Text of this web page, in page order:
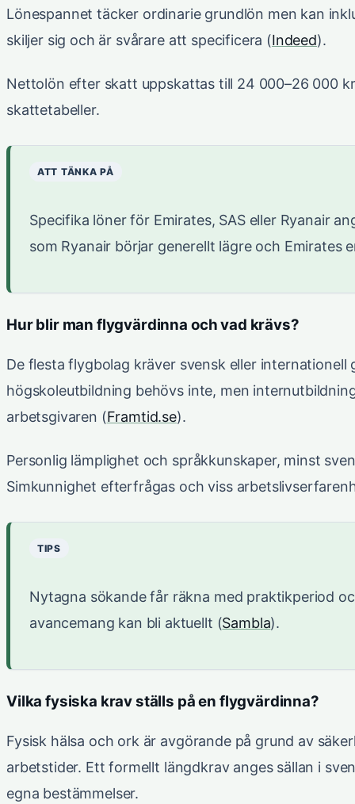
Lönespannet täcker ordinarie grundlön men kan
skiljer sig och är svårare att specificera (Indeed).
Nettolön efter skatt uppskattas till 24 000–26 000
skattetabeller.
ATT TÄNKA PÅ
Specifika löner för Emirates, SAS eller Ryanair
som Ryanair börjar generellt lägre och Emirates
Hur blir man flygvärdinna och vad krävs?
De flesta flygbolag kräver svensk eller internationell
högskoleutbildning behövs inte, men
arbetsgivaren (Framtid.se).
Personlig lämplighet och språkkunskaper, minst
Simkunnighet efterfrågas och viss
TIPS
Nytagna sökande får räkna med praktikperiod
avancemang kan bli aktuellt (Sambla).
Vilka fysiska krav ställs på en flygvärdinna?
Fysisk hälsa och ork är avgörande på grund av
arbetstider. Ett formellt längdkrav anges sällan i
egna bestämmelser.